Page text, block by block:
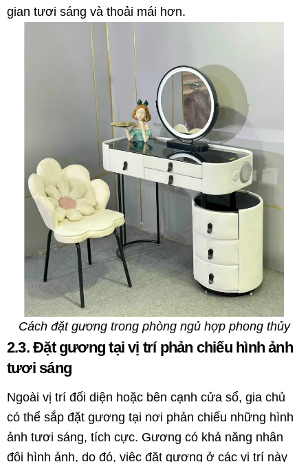
gian tươi sáng và thoải mái hơn.
Cách đặt gương trong phòng ngủ hợp phong thủy
2.3. Đặt gương tại vị trí phản chiếu hình ảnh
tươi sáng
Ngoài vị trí đối diện hoặc bên cạnh cửa sổ, gia chủ
có thể sắp đặt gương tại nơi phản chiếu những hình
ảnh tươi sáng, tích cực. Gương có khả năng nhân
đôi hình ảnh, do đó, việc đặt gương ở các vị trí này